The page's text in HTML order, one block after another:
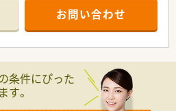
イベートの時間の確保にオススメ！
ん剤調製など、ご希望に応じて
ことが可能です。
染・糖尿病・栄養サポートほか、
お問い合わせ
条件にぴった
す。